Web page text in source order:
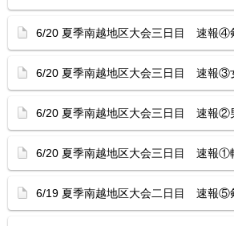
6/20 夏季南越地区大会三日目 速報④
6/20 夏季南越地区大会三日目 速報③
6/20 夏季南越地区大会三日目 速報②
6/20 夏季南越地区大会三日目 速報①
6/19 夏季南越地区大会二日目 速報⑤